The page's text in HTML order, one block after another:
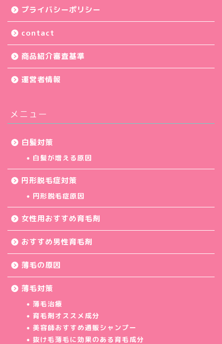
プライバシーポリシー
contact
商品紹介審査基準
運営者情報
メニュー
白髪対策
白髪が増える原因
円形脱毛症対策
円形脱毛症原因
女性用おすすめ育毛剤
おすすめ男性育毛剤
薄毛の原因
薄毛対策
薄毛治療
育毛剤オススメ成分
美容師おすすめ通販シャンプー
抜け毛薄毛に効果のある育毛成分